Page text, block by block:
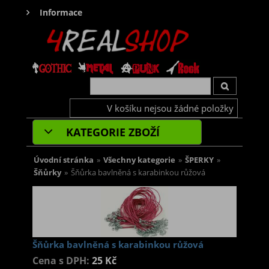
Informace
V košíku nejsou žádné položky
KATEGORIE ZBOŽÍ
Úvodní stránka » Všechny kategorie » ŠPERKY »
Šňůrky » Šňůrka bavlněná s karabinkou růžová
Šňůrka bavlněná s karabinkou růžová
Cena s DPH: 25 Kč